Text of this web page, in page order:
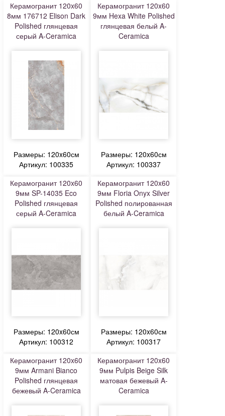
Керамогранит 120x60
8мм 176712 Elison Dark
Polished глянцевая
серый A-Ceramica
Размеры: 120x60см
Артикул: 100335
Керамогранит 120x60
9мм Hexa White Polished
глянцевая белый A-
Ceramica
Размеры: 120x60см
Артикул: 100337
Керамогранит 120x60
9мм SP-14035 Eco
Polished глянцевая
серый A-Ceramica
Размеры: 120x60см
Артикул: 100312
Керамогранит 120x60
9мм Floria Onyx Silver
Polished полированная
белый A-Ceramica
Размеры: 120x60см
Артикул: 100317
Керамогранит 120x60
9мм Armani Bianco
Polished глянцевая
бежевый A-Ceramica
Керамогранит 120x60
9мм Pulpis Beige Silk
матовая бежевый A-
Ceramica